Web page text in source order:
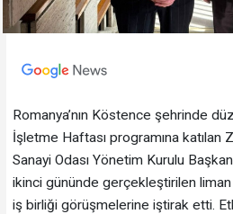
Romanya’nın Köstence şehrinde
İşletme Haftası programına katılan
Sanayi Odası Yönetim Kurulu
ikinci gününde gerçekleştirilen
iş birliği görüşmelerine iştirak etti.